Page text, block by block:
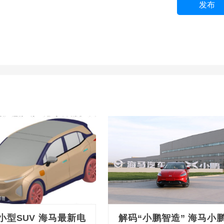
发布
型SUV 海马最新电 解码“小鹏智造” 海马小